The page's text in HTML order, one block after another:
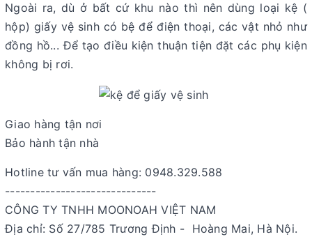
Ngoài ra, dù ở bất cứ khu nào thì nên dùng loại kệ (
hộp) giấy vệ sinh có bệ để điện thoại, các vật nhỏ như
đồng hồ... Để tạo điều kiện thuận tiện đặt các phụ kiện
không bị rơi.
Giao hàng tận nơi
Bảo hành tận nhà
Hotline tư vấn mua hàng: 0948.329.588
------------------------------
CÔNG TY TNHH MOONOAH VIỆT NAM
Địa chỉ: Số 27/785 Trương Định - Hoàng Mai, Hà Nội.